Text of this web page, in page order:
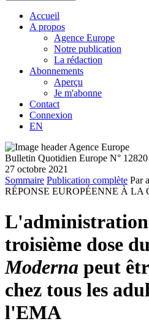
Accueil
A propos
Agence Europe
Notre publication
La rédaction
Abonnements
Aperçu
Je m'abonne
Contact
Connexion
EN
Bulletin Quotidien Europe N° 12820
27 octobre 2021
Sommaire Publication complète Par
RÉPONSE EUROPÉENNE À LA
troisième dose
Moderna peut
chez tous les
l'EMA